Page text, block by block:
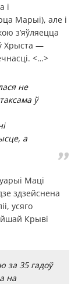
і
Марыі), але і
з’яўляецца
Хрыста —
<…>
не
ў
а
Маці
здзейснена
усяго
Крыві
за 35 гадоў
на